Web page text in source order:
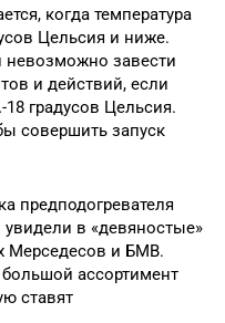
когда температура
Цельсия и ниже.
невозможно завести
и действий, если
градусов Цельсия.
совершить запуск
предподогревателя
в «девяностые»
Мерседесов и БМВ.
ассортимент
ставят